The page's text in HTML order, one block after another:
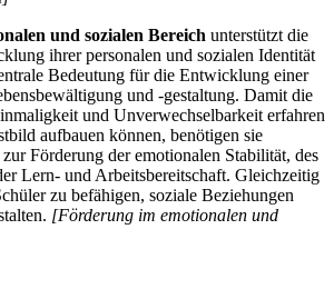
und sozialen Bereich unterstützt die
ihrer personalen und sozialen Identität
Bedeutung für die Entwicklung einer
und -gestaltung. Damit die
und Unverwechselbarkeit erfahren
aufbauen können, benötigen sie
Förderung der emotionalen Stabilität, des
Lern- und Arbeitsbereitschaft. Gleichzeitig
zu befähigen, soziale Beziehungen
[Förderung im emotionalen und